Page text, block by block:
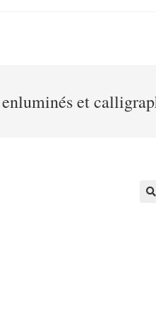
et